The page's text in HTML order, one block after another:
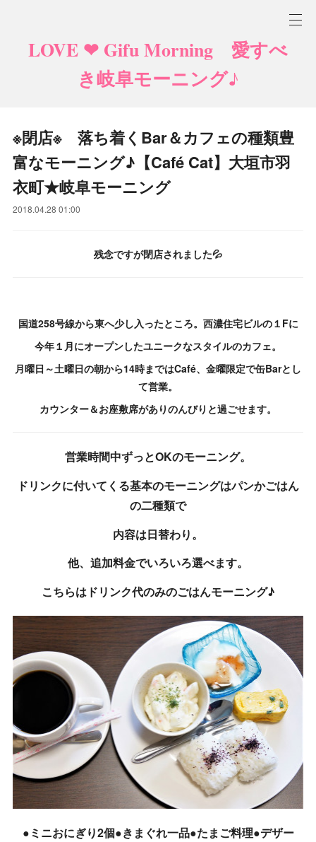
LOVE ❤ Gifu Morning 愛すべ
き岐阜モーニング♪
※閉店※ 落ち着くBar＆カフェの種類豊
富なモーニング♪【Café Cat】大垣市羽
衣町★岐阜モーニング
2018.04.28 01:00
残念ですが閉店されました💦
国道258号線から東へ少し入ったところ。西濃住宅ビルの１Fに
今年１月にオープンしたユニークなスタイルのカフェ。
月曜日～土曜日の朝から14時まではCafé、金曜限定で缶Barとし
て営業。
カウンター＆お座敷席がありのんびりと過ごせます。
営業時間中ずっとOKのモーニング。
ドリンクに付いてくる基本のモーニングはパンかごはん
の二種類で
内容は日替わり。
他、追加料金でいろいろ選べます。
こちらはドリンク代のみのごはんモーニング♪
●ミニおにぎり2個●きまぐれ一品●たまご料理●デザー